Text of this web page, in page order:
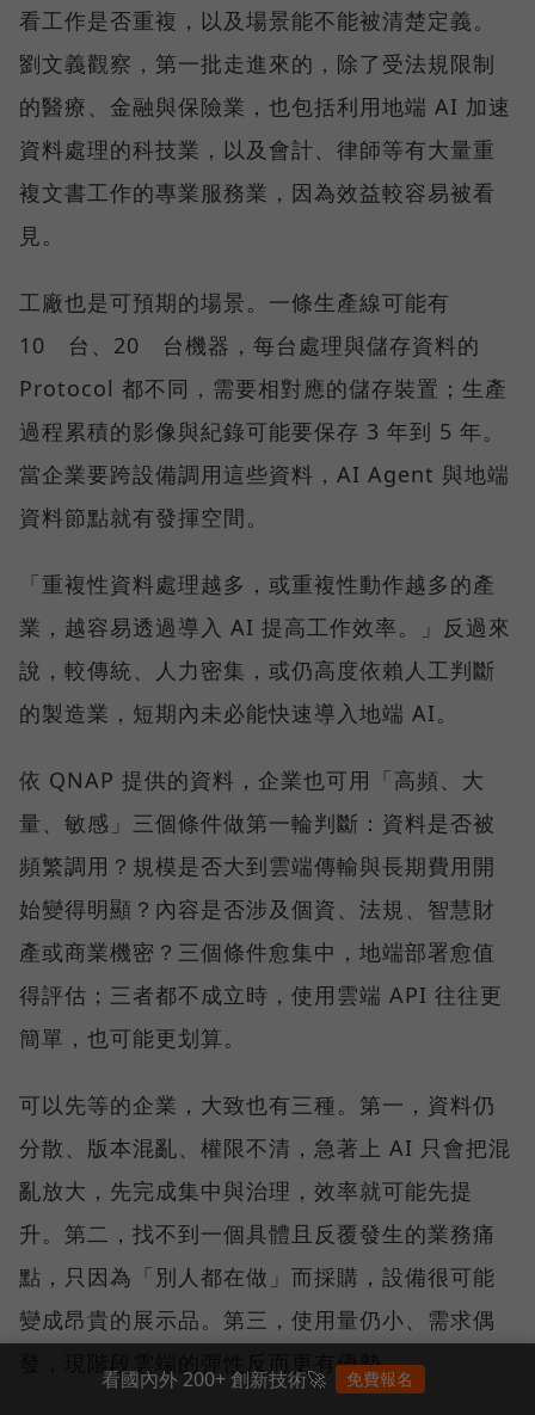
看工作是否重複，以及場景能不能被清楚定義。
劉文義觀察，第一批走進來的，除了受法規限制
的醫療、金融與保險業，也包括利用地端 AI 加速
資料處理的科技業，以及會計、律師等有大量重
複文書工作的專業服務業，因為效益較容易被看
見。
工廠也是可預期的場景。一條生產線可能有
10 台、20 台機器，每台處理與儲存資料的
Protocol 都不同，需要相對應的儲存裝置；生產
過程累積的影像與紀錄可能要保存 3 年到 5 年。
當企業要跨設備調用這些資料，AI Agent 與地端
資料節點就有發揮空間。
「重複性資料處理越多，或重複性動作越多的產
業，越容易透過導入 AI 提高工作效率。」反過來
說，較傳統、人力密集，或仍高度依賴人工判斷
的製造業，短期內未必能快速導入地端 AI。
依 QNAP 提供的資料，企業也可用「高頻、大
量、敏感」三個條件做第一輪判斷：資料是否被
頻繁調用？規模是否大到雲端傳輸與長期費用開
始變得明顯？內容是否涉及個資、法規、智慧財
產或商業機密？三個條件愈集中，地端部署愈值
得評估；三者都不成立時，使用雲端 API 往往更
簡單，也可能更划算。
可以先等的企業，大致也有三種。第一，資料仍
分散、版本混亂、權限不清，急著上 AI 只會把混
亂放大，先完成集中與治理，效率就可能先提
升。第二，找不到一個具體且反覆發生的業務痛
點，只因為「別人都在做」而採購，設備很可能
變成昂貴的展示品。第三，使用量仍小、需求偶
發，現階段雲端的彈性反而更有優勢。
看國內外 200+ 創新技術🚀 免費報名